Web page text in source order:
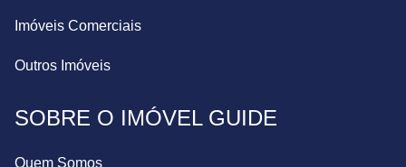
Imóveis Comerciais
Outros Imóveis
SOBRE O IMÓVEL GUIDE
Quem Somos